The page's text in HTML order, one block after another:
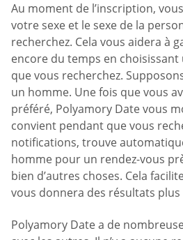
Au moment de l’inscription,
votre sexe et le sexe de la
recherchez. Cela vous aidera à
encore du temps en
que vous recherchez.
un homme. Une fois que vous
préféré, Polyamory Date vous
convient pendant que vous
notifications, trouve
homme pour un rendez-vous
bien d’autres choses. Cela
vous donnera des résultats
Polyamory Date a de